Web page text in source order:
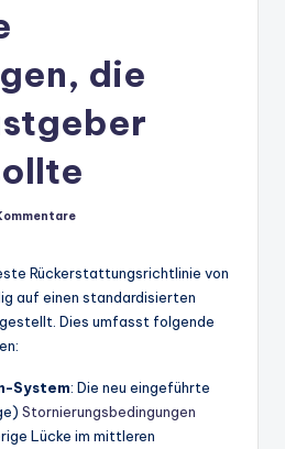
die
Rückerstattungsrichtlinie von
auf einen standardisierten
Dies umfasst folgende
System: Die neu eingeführte
Stornierungsbedingungen
Lücke im mittleren